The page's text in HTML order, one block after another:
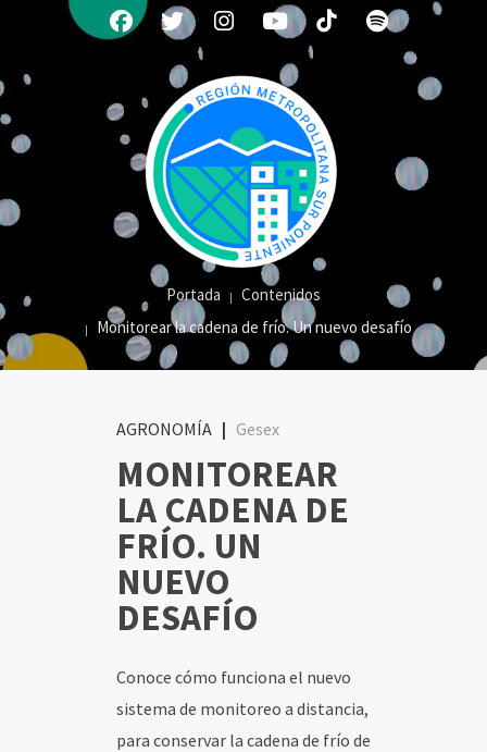
INICIO
CONTENIDOS
USUARIOS
Portada
Contenidos
Monitorear la cadena de frío. Un nuevo desafío
AGRONOMÍA | Gesex
MONITOREAR
LA CADENA DE
FRÍO. UN
NUEVO
DESAFÍO
Conoce cómo funciona el nuevo
sistema de monitoreo a distancia,
para conservar la cadena de frío de